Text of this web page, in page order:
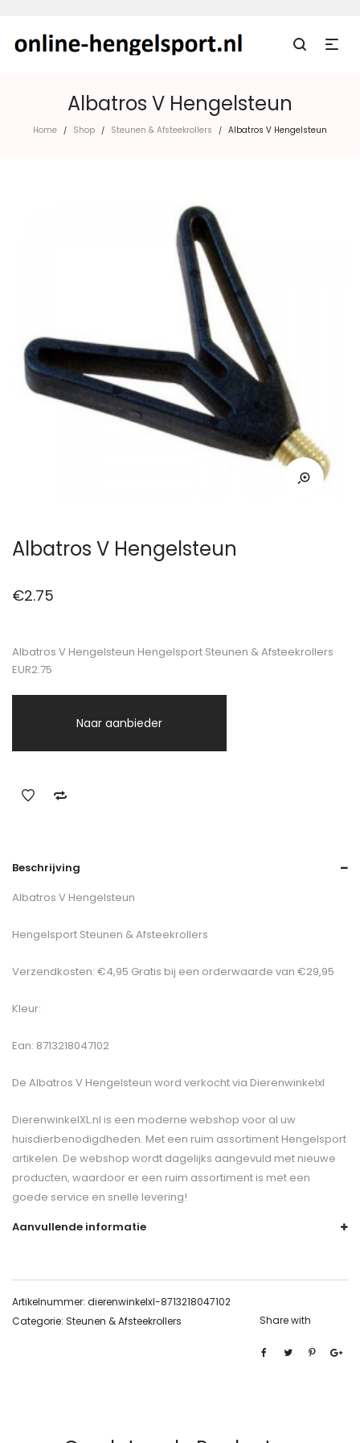
Albatros V Hengelsteun
Home / Shop / Steunen & Afsteekrollers / Albatros V Hengelsteun
Albatros V Hengelsteun
€2.75
Albatros V Hengelsteun Hengelsport Steunen & Afsteekrollers
EUR2.75
Naar aanbieder
Beschrijving
Albatros V Hengelsteun
Hengelsport Steunen & Afsteekrollers
Verzendkosten: €4,95 Gratis bij een orderwaarde van €29,95
Kleur:
Ean: 8713218047102
De Albatros V Hengelsteun word verkocht via Dierenwinkelxl
DierenwinkelXL.nl is een moderne webshop voor al uw
huisdierbenodigdheden. Met een ruim assortiment Hengelsport
artikelen. De webshop wordt dagelijks aangevuld met nieuwe
producten, waardoor er een ruim assortiment is met een
goede service en snelle levering!
Aanvullende informatie
Artikelnummer: dierenwinkelxl-8713218047102
Categorie: Steunen & Afsteekrollers Share with